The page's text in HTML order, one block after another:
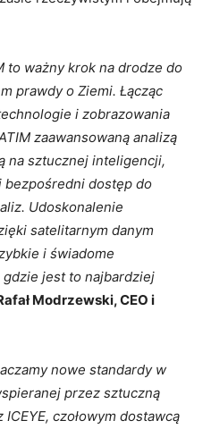
to ważny krok na drodze do
prawdy o Ziemi. Łącząc
i zobrazowania
zaawansowaną analizą
na sztucznej inteligencji,
bezpośredni dostęp do
Udoskonalenie
satelitarnym danym
i świadome
jest to najbardziej
Modrzewski, CEO i
nowe standardy w
przez sztuczną
czołowym dostawcą